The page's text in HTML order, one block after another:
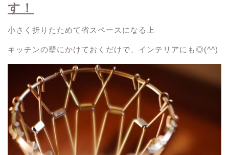
す！
小さく折りたためて省スペースになる上
キッチンの壁にかけておくだけで、インテリアにも◎(^^)